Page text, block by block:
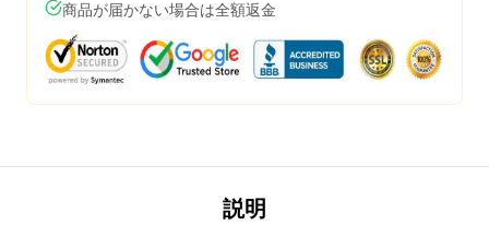
商品が届かない場合は全額返金
説明